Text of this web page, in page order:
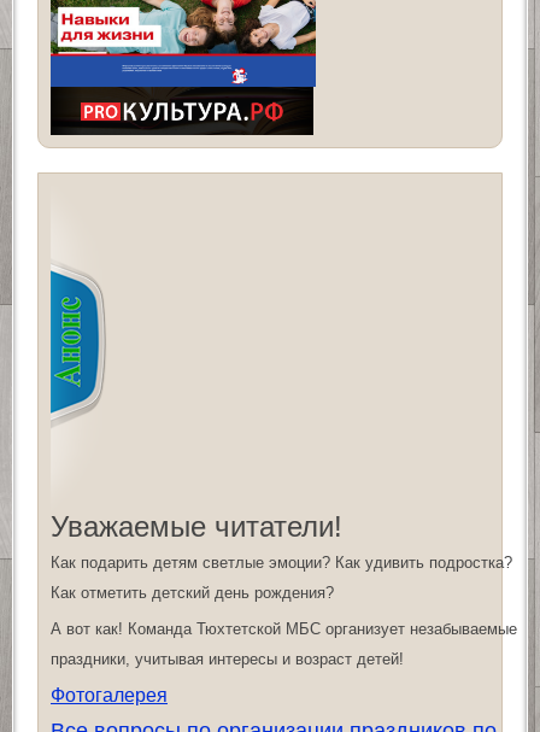
Уважаемые читатели!
Как подарить детям светлые эмоции? Как удивить подростка?
Как отметить детский день рождения?
А вот как! Команда Тюхтетской МБС организует незабываемые
праздники, учитывая интересы и возраст детей!
Фотогалерея